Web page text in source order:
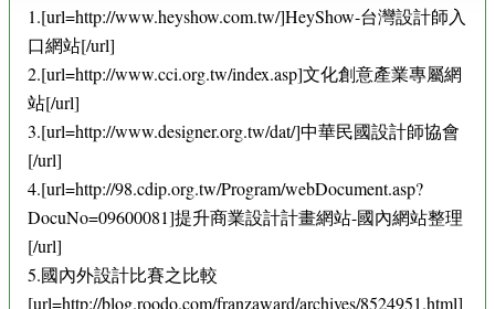
1.[url=http://www.heyshow.com.tw/]HeyShow-台灣設計師入
口網站[/url]
2.[url=http://www.cci.org.tw/index.asp]文化創意產業專屬網
站[/url]
3.[url=http://www.designer.org.tw/dat/]中華民國設計師協會
[/url]
4.[url=http://98.cdip.org.tw/Program/webDocument.asp?
DocuNo=09600081]提升商業設計計畫網站-國內網站整理
[/url]
5.國內外設計比賽之比較
[url=http://blog.roodo.com/franzaward/archives/8524951.html]